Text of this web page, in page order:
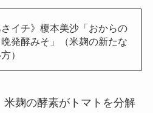
さイチ》榎本美沙「おからの
発酵みそ」（米麹の新たな
）
米麹の酵素がトマトを分解